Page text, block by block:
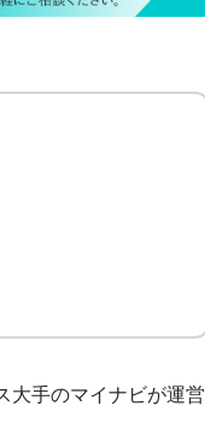
大手のマイナビが運営